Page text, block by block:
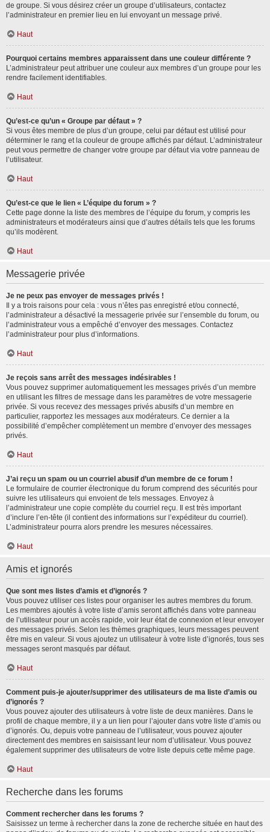
de groupe. Si vous désirez créer un groupe d’utilisateurs, contactez
l’administrateur en premier lieu en lui envoyant un message privé.
Haut
Pourquoi certains membres apparaissent dans une couleur différente ?
L’administrateur peut attribuer une couleur aux membres d’un groupe pour les
rendre facilement identifiables.
Haut
Qu’est-ce qu’un « Groupe par défaut » ?
Si vous êtes membre de plus d’un groupe, celui par défaut est utilisé pour
déterminer le rang et la couleur de groupe affichés par défaut. L’administrateur
peut vous permettre de changer votre groupe par défaut via votre panneau de
l’utilisateur.
Haut
Qu’est-ce que le lien « L’équipe du forum » ?
Cette page donne la liste des membres de l’équipe du forum, y compris les
administrateurs et modérateurs ainsi que d’autres détails tels que les forums
qu’ils modèrent.
Haut
Messagerie privée
Je ne peux pas envoyer de messages privés !
Il y a trois raisons pour cela : vous n’êtes pas enregistré et/ou connecté,
l’administrateur a désactivé la messagerie privée sur l’ensemble du forum, ou
l’administrateur vous a empêché d’envoyer des messages. Contactez
l’administrateur pour plus d’informations.
Haut
Je reçois sans arrêt des messages indésirables !
Vous pouvez supprimer automatiquement les messages privés d’un membre
en utilisant les filtres de message dans les paramètres de votre messagerie
privée. Si vous recevez des messages privés abusifs d’un membre en
particulier, rapportez les messages aux modérateurs. Ce dernier a la
possibilité d’empêcher complètement un membre d’envoyer des messages
privés.
Haut
J’ai reçu un spam ou un courriel abusif d’un membre de ce forum !
Le formulaire de courrier électronique du forum comprend des sécurités pour
suivre les utilisateurs qui envoient de tels messages. Envoyez à
l’administrateur une copie complète du courriel reçu. Il est très important
d’inclure l’en-tête (il contient des informations sur l’expéditeur du courriel).
L’administrateur pourra alors prendre les mesures nécessaires.
Haut
Amis et ignorés
Que sont mes listes d’amis et d’ignorés ?
Vous pouvez utiliser ces listes pour organiser les autres membres du forum.
Les membres ajoutés à votre liste d’amis seront affichés dans votre panneau
de l’utilisateur pour un accès rapide, voir leur état de connexion et leur envoyer
des messages privés. Selon les thèmes graphiques, leurs messages peuvent
être mis en valeur. Si vous ajoutez un utilisateur à votre liste d’ignorés, tous ses
messages seront masqués par défaut.
Haut
Comment puis-je ajouter/supprimer des utilisateurs de ma liste d’amis ou
d’ignorés ?
Vous pouvez ajouter des utilisateurs à votre liste de deux manières. Dans le
profil de chaque membre, il y a un lien pour l’ajouter dans votre liste d’amis ou
d’ignorés. Ou, depuis votre panneau de l’utilisateur, vous pouvez ajouter
directement des membres en saisissant leur nom d’utilisateur. Vous pouvez
également supprimer des utilisateurs de votre liste depuis cette même page.
Haut
Recherche dans les forums
Comment rechercher dans les forums ?
Saisissez un terme à rechercher dans la zone de recherche située en haut des